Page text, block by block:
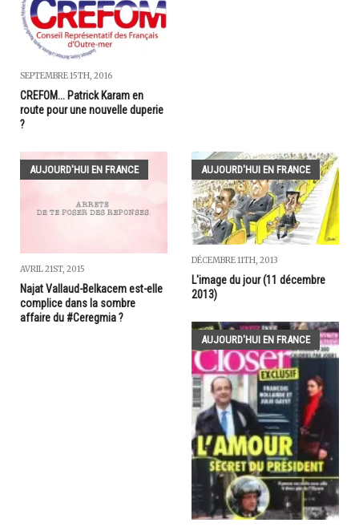
SEPTEMBRE 15TH, 2016
CREFOM... Patrick Karam en
route pour une nouvelle duperie
?
AUJOURD'HUI EN FRANCE
AVRIL 21ST, 2015
Najat Vallaud-Belkacem est-elle
complice dans la sombre
affaire du #Ceregmia ?
AUJOURD'HUI EN FRANCE
DÉCEMBRE 11TH, 2013
L'image du jour (11 décembre
2013)
AUJOURD'HUI EN FRANCE